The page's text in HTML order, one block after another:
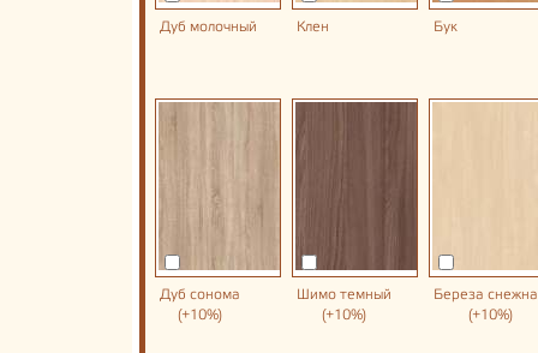
Дуб молочный Клен Бук
Дуб сонома
(+10%)
Шимо темный
(+10%)
Береза
(+10%)